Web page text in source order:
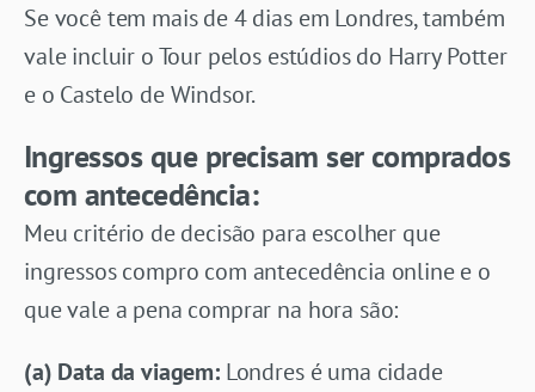
Se você tem mais de 4 dias em Londres, também
vale incluir o Tour pelos estúdios do Harry Potter
e o Castelo de Windsor.
Ingressos que precisam ser comprados
com antecedência:
Meu critério de decisão para escolher que
ingressos compro com antecedência online e o
que vale a pena comprar na hora são:
(a) Data da viagem:Londres é uma cidade